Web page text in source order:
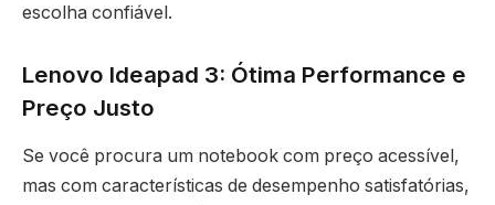
escolha confiável.
Lenovo Ideapad 3: Ótima Performance e
Preço Justo
Se você procura um notebook com preço acessível,
mas com características de desempenho satisfatórias,